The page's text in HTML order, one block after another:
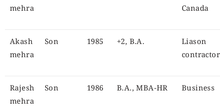
mehra
Canada
Akash
mehra
Son 1985 +2, B.A.
Liason
contractor
Rajesh
mehra
Son 1986 B.A., MBA-HR Business